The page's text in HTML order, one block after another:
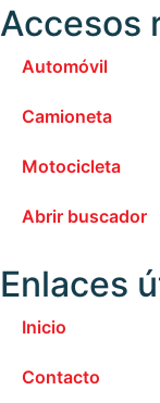
Accesos
Automóvil
Camioneta
Motocicleta
Abrir buscador
Enlaces
Inicio
Contacto